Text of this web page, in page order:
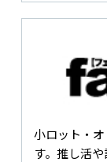
小ロット・
す。推し活